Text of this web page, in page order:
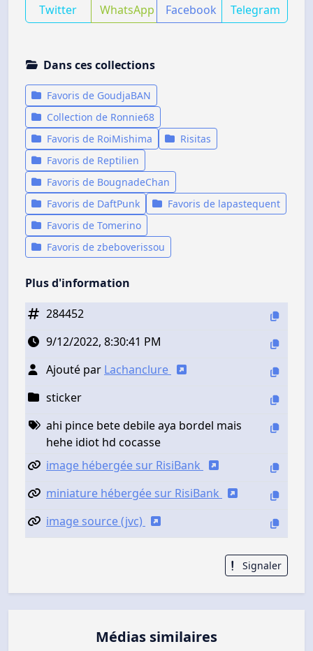
Twitter WhatsApp Facebook Telegram
Dans ces collections
Favoris de GoudjaBAN
Collection de Ronnie68
Favoris de RoiMishima
Risitas
Favoris de Reptilien
Favoris de BougnadeChan
Favoris de DaftPunk
Favoris de lapastequent
Favoris de Tomerino
Favoris de zbeboverissou
Plus d'information
284452
9/12/2022, 8:30:41 PM
Ajouté par Lachanclure
sticker
ahi pince bete debile aya bordel mais
hehe idiot hd cocasse
image hébergée sur RisiBank
miniature hébergée sur RisiBank
image source (jvc)
Signaler
Médias similaires